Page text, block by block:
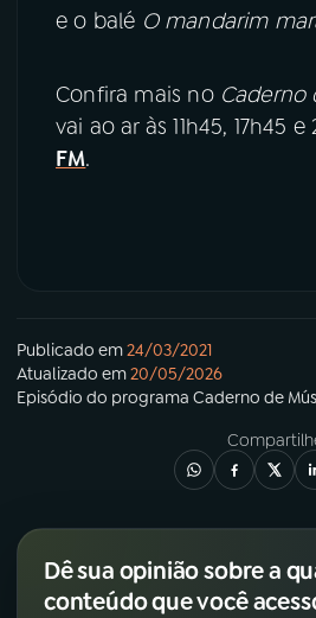
e o balé O mandarim
Confira mais no Caderno
vai ao ar às 11h45, 17h45
FM.
Publicado em24/03/2021
Atualizado em20/05/2026
Episódio do programa Caderno de
Dê sua opinião sobre a
conteúdo que você